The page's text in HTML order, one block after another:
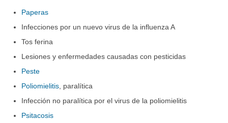
Paperas
Infecciones por un nuevo virus de la influenza A
Tos ferina
Lesiones y enfermedades causadas con pesticidas
Peste
Poliomielitis , paralítica
Infección no paralítica por el virus de la poliomielitis
Psitacosis